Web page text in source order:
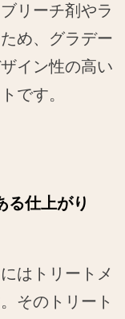
リーチ剤やラ
め、グラデー
イン性の高い
です。
る仕上がり
はトリートメ
そのトリート